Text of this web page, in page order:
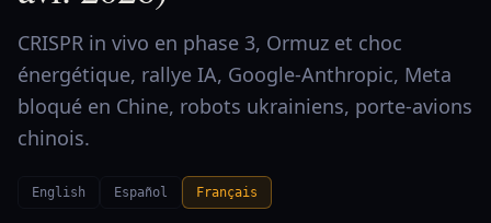
CRISPR in vivo en phase 3, Ormuz et choc
énergétique, rallye IA, Google-Anthropic, Meta
bloqué en Chine, robots ukrainiens, porte-avions
chinois.
English Español Français